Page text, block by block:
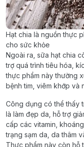
Hạt chia là nguồn thực
cho sức khỏe
Ngoài ra, sữa hạt chia
trợ quá trình tiêu hóa,
thực phẩm này thường
bệnh tim, viêm khớp và
Công dụng có thể thấy
là làm đẹp da, hỗ trợ
cấp các vitamin,
trạng sạm da, da thâm
Thực phẩm này còn hỗ